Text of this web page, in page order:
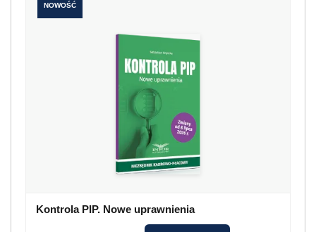
NOWOŚĆ
Kontrola PIP. Nowe uprawnienia